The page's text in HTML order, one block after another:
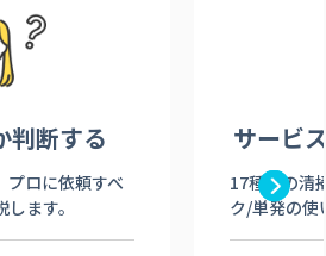
判断する
プロに依頼すべ
ます。
サービ
17種類の清
ク/単発の使